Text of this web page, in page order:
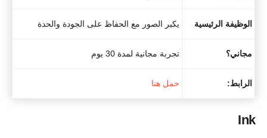
الوظيفة الرئيسية يكبر الصور مع الحفاظ على الجودة والحدة
مجاني؟ تجربة مجانية لمدة 30 يوم
الرابط: حمل هنا
Ink